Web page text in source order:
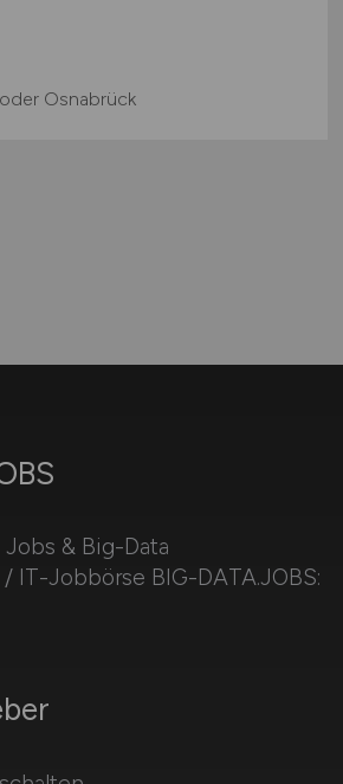
Osnabrück
& Big-Data
IT-Jobbörse BIG-DATA.JOBS: